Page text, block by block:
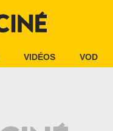
VIDÉOS VOD